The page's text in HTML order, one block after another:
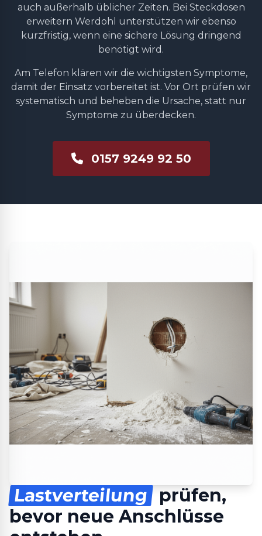
auch außerhalb üblicher Zeiten. Bei Steckdosen
erweitern Werdohl unterstützen wir ebenso
kurzfristig, wenn eine sichere Lösung dringend
benötigt wird.
Am Telefon klären wir die wichtigsten Symptome,
damit der Einsatz vorbereitet ist. Vor Ort prüfen wir
systematisch und beheben die Ursache, statt nur
Symptome zu überdecken.
0157 9249 92 50
Lastverteilung
prüfen,
bevor neue Anschlüsse